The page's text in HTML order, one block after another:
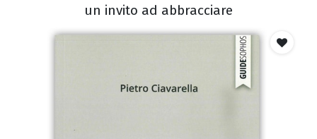
un invito ad abbracciare